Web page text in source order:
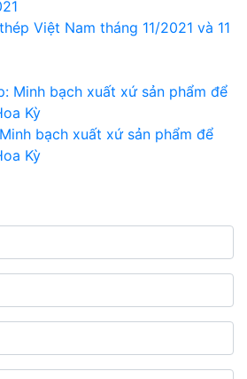
Việt Nam tháng 11/2021 và 11
bạch xuất xứ sản phẩm để
Kỳ